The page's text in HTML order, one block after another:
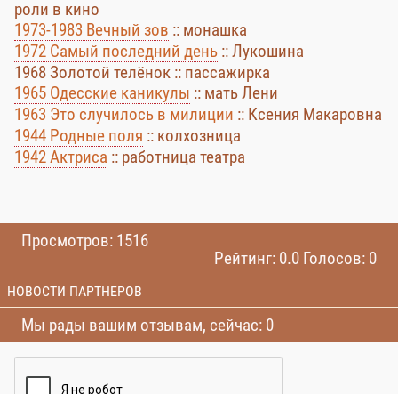
роли в кино
1973-1983 Вечный зов :: монашка
1972 Самый последний день :: Лукошина
1968 Золотой телёнок :: пассажирка
1965 Одесские каникулы :: мать Лени
1963 Это случилось в милиции :: Ксения Макаровна
1944 Родные поля :: колхозница
1942 Актриса :: работница театра
Просмотров: 1516
Рейтинг: 0.0 Голосов: 0
НОВОСТИ ПАРТНЕРОВ
Мы рады вашим отзывам, сейчас: 0